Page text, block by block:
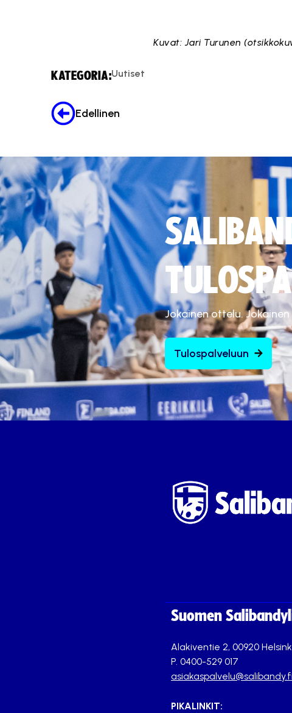
Kuvat: Jari Turunen
KATEGORIA:Uutiset
Edellinen
Jokainen ottelu.
Tulospalveluun
Suomen
Alakiventie 2, 00920
P. 0400-529 017
asiakaspalvelu@salibandy.fi
PIKALINKIT: